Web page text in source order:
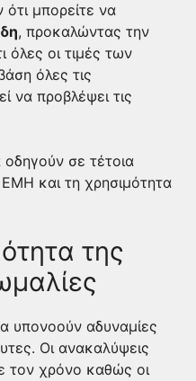
μπορείτε να
, προκαλώντας την
όλες οι τιμές των
όλες τις
να προβλέψει τις
σε τέτοια
και τη χρησιμότητα
της
υπονοούν αδυναμίες
Οι ανακαλύψεις
τον χρόνο καθώς οι